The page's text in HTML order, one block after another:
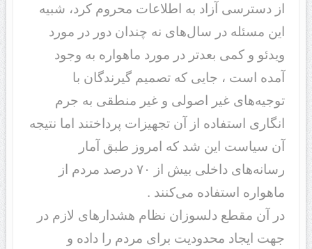
از دسترسی آزاد به اطلاعات محروم کرد، شبیه
این مسئله در سال‌های نه چندان دور در مورد
ویدئو و کمی بعدتر در مورد ماهواره به وجود
آمده است ، جایی که تصمیم گیرندگان با
توجیه‌های غیر اصولی و غیر منطقی به جرم
انگاری استفاده از آن تجهیزات پرداختند اما نتیجه
آن سیاست این شد که امروز طبق آمار
رسانه‌های داخلی بیش از ۷۰ درصد مردم از
ماهواره استفاده می‌کنند .
در آن مقطع دلسوزان نظام هشدارهای لازم در
جهت ایجاد محدودیت برای مردم را داده و